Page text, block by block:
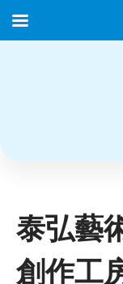
泰弘藝
創作工